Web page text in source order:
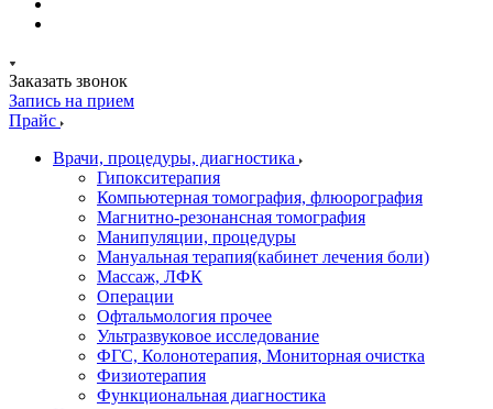
Заказать звонок
Запись на прием
Прайс
Врачи, процедуры, диагностика
Гипокситерапия
Компьютерная томография, флюорография
Магнитно-резонансная томография
Манипуляции, процедуры
Мануальная терапия(кабинет лечения боли)
Массаж, ЛФК
Операции
Офтальмология прочее
Ультразвуковое исследование
ФГС, Колонотерапия, Мониторная очистка
Физиотерапия
Функциональная диагностика